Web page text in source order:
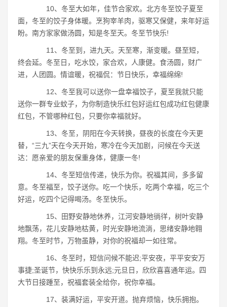
10、冬至大如年，佳节合家欢。北方冬至饺子夏至
面，冬至的饺子身体暖。烹狗宰羊肉，驱寒又保健，来年好运
盼。南方家家做汤圆，知是冬至天。冬至节快乐!
11、冬至到，进九天。天至寒，渐变暖。昼至短，
终会延。冬至日，吃水饺，家合欢，人康健。食汤圆，财广
进，人团圆。情谊暖，祝福侃：节日快乐，幸福绵绵!
12、冬至我可以送你一盘幸福饺子，夏至我就只能
送你一群专业蚊子，为你制造快乐红包好运红包成功红包健康
红包，不管哪种红包，只要你幸福就好。
13、冬至，阴阳在今天转换，昼夜的长度在今天更
替，“三九”天在今天开始，寒冷在今天加剧，问候在今天送
达：愿亲爱的朋友保重身体，健康一冬!
14、冬至短信传递，快乐为你。祝福其间，多多留
意。冬至福至，饺子送你。吃一个快乐，吃两个幸福，吃三个
好运，吃四个记得喝汤。冬至快乐。
15、田野安静地休养，江河安静地徜徉，树叶安静
地飘荡，花儿安静地枯黄，时光安静地流淌，思绪安静地翱
翔。冬至时节，万物虽静，对你的祝福却一如往常。
16、冬至时，短信问候不能迟;平安夜，平平安安万
事捷;圣诞节，快快乐乐到永远;元旦日，欣欣喜喜通年运。四
大节日接踵至，祝福套装全给你，祝你幸福。
17、装满好运，平安开道。抛弃烦恼，快乐拥抱。